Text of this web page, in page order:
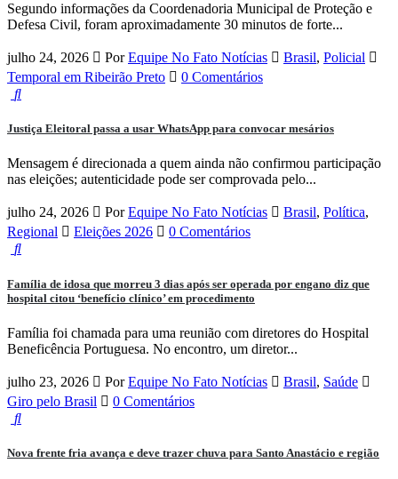
Segundo informações da Coordenadoria Municipal de Proteção e
Defesa Civil, foram aproximadamente 30 minutos de forte...
julho 24, 2026 Por Equipe No Fato Notícias Brasil, Policial
Temporal em Ribeirão Preto
0 Comentários
Justiça Eleitoral passa a usar WhatsApp para convocar mesários
Mensagem é direcionada a quem ainda não confirmou participação
nas eleições; autenticidade pode ser comprovada pelo...
julho 24, 2026 Por Equipe No Fato Notícias Brasil, Política,
Regional
Eleições 2026 0 Comentários
Família de idosa que morreu 3 dias após ser operada por engano diz que
hospital citou ‘benefício clínico’ em procedimento
Família foi chamada para uma reunião com diretores do Hospital
Beneficência Portuguesa. No encontro, um diretor...
julho 23, 2026 Por Equipe No Fato Notícias Brasil, Saúde
Giro pelo Brasil
0 Comentários
Nova frente fria avança e deve trazer chuva para Santo Anastácio e região